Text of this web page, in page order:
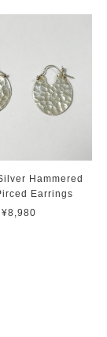
Hammered
Earrings
¥8,980